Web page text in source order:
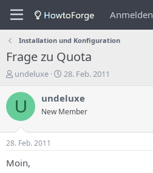
Anmelden
Installation und Konfiguration
Frage zu Quota
E
s
e
e
r
undeluxe
E
s
e
28. Feb. 2011
U undeluxe
New Member
28. Feb. 2011
Moin,